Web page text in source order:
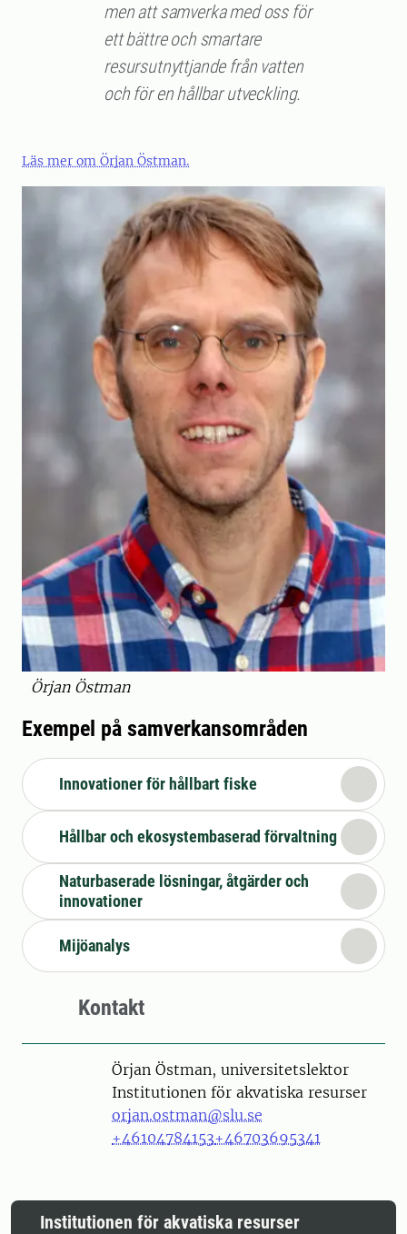
men att samverka med oss för
ett bättre och smartare
resursutnyttjande från vatten
och för en hållbar utveckling.
Läs mer om Örjan Östman.
Örjan Östman
Exempel på samverkansområden
Innovationer för hållbart fiske
Hållbar och ekosystembaserad förvaltning
Naturbaserade lösningar, åtgärder och
innovationer
Mijöanalys
Kontakt
PersonÖrjan Östman, universitetslektor
Institutionen för akvatiska resurser
orjan.ostman@slu.se
+46104784153+46703695341
Institutionen för akvatiska resurser